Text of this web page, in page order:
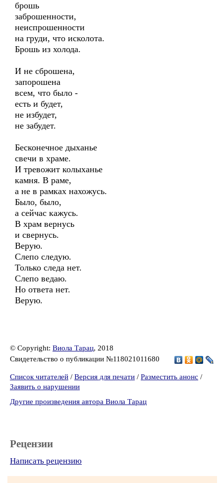
брошь
заброшенности,
неиспрошенности
на груди, что исколота.
Брошь из холода.
И не сброшена,
запорошена
всем, что было -
есть и будет,
не избудет,
не забудет.
Бесконечное дыханье
свечи в храме.
И тревожит колыханье
камня. В раме,
а не в рамках нахожусь.
Было, было,
а сейчас кажусь.
В храм вернусь
и свернусь.
Верую.
Слепо следую.
Только следа нет.
Слепо ведаю.
Но ответа нет.
Верую.
© Copyright: Виола Тарац, 2018
Свидетельство о публикации №118021011680
Список читателей / Версия для печати / Разместить анонс /
Заявить о нарушении
Другие произведения автора Виола Тарац
Рецензии
Написать рецензию